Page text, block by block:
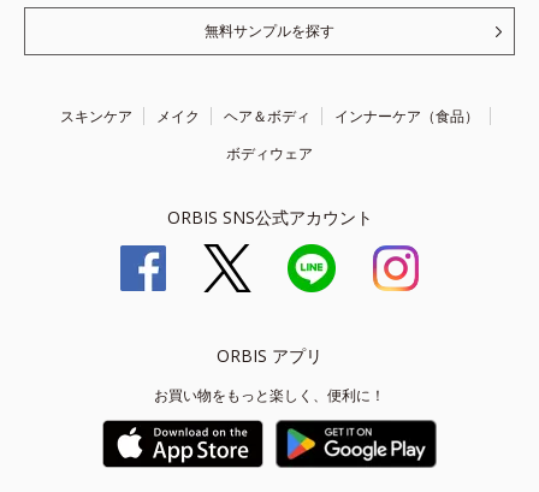
無料サンプルを探す
スキンケア メイク ヘア＆ボディ
インナーケア（食品）
ボディウェア
ORBIS SNS公式アカウント
ORBIS アプリ
お買い物をもっと楽しく、便利に！